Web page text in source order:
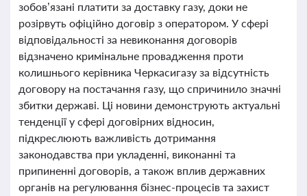
зобов’язані платити за доставку газу, доки не
розірвуть офіційно договір з оператором. У сфері
відповідальності за невиконання договорів
відзначено кримінальне провадження проти
колишнього керівника Черкасигазу за відсутність
договору на постачання газу, що спричинило значні
збитки державі. Ці новини демонструють актуальні
тенденції у сфері договірних відносин,
підкреслюють важливість дотримання
законодавства при укладенні, виконанні та
припиненні договорів, а також вплив державних
органів на регулювання бізнес-процесів та захист